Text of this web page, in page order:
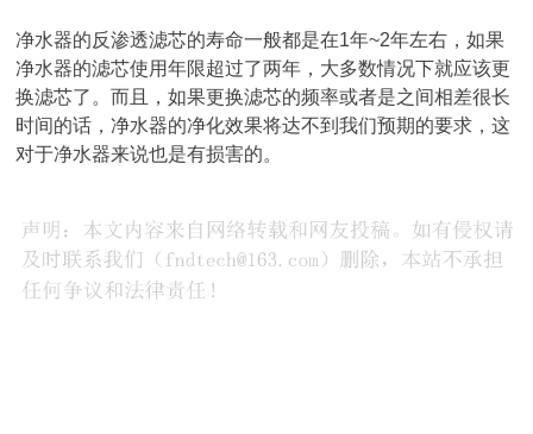
净水器的反渗透滤芯的寿命一般都是在1年~2年左右，如果
净水器的滤芯使用年限超过了两年，大多数情况下就应该更
换滤芯了。而且，如果更换滤芯的频率或者是之间相差很长
时间的话，净水器的净化效果将达不到我们预期的要求，这
对于净水器来说也是有损害的。